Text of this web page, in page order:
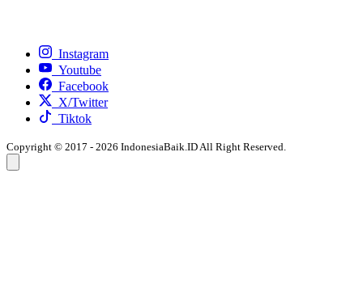
Instagram
Youtube
Facebook
X/Twitter
Tiktok
Copyright © 2017 - 2026 IndonesiaBaik.ID All Right Reserved.